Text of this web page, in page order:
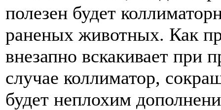
полезен будет
раненых животных. Как
внезапно вскакивает при
случае коллиматор,
будет неплохим